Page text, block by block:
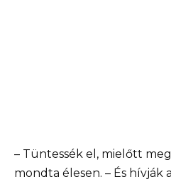
– Tüntessék el, mielőtt
mondta élesen. – És hívják